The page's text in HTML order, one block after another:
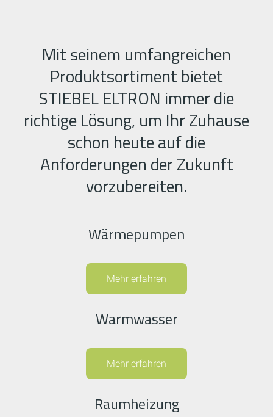
Mit seinem umfangreichen
Produktsortiment bietet
STIEBEL ELTRON immer die
richtige Lösung, um Ihr Zuhause
schon heute auf die
Anforderungen der Zukunft
vorzubereiten.
Wärmepumpen
Mehr erfahren
Warmwasser
Mehr erfahren
Raumheizung